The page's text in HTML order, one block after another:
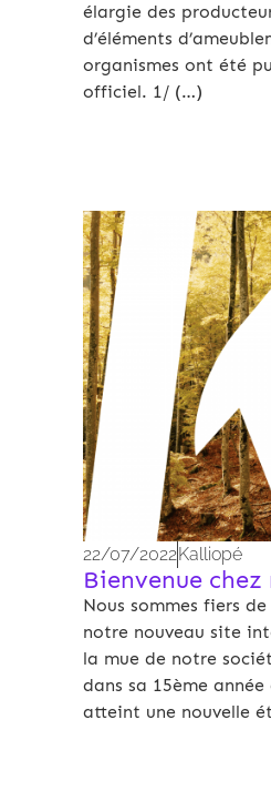
élargie des
d’éléments
organismes ont été
officiel. 1/ (…)
22/07/2022Kalliopé
Bienvenue chez
Nous sommes fiers
notre nouveau site
la mue de notre
dans sa 15ème année
atteint une nouvelle